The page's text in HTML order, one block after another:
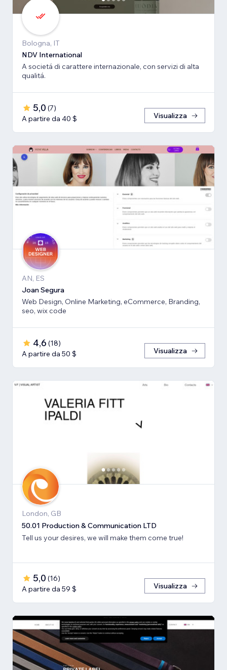
Bologna, IT
NDV International
A societá di carattere internazionale, con servizi di alta
qualitá.
5,0 (7)
A partire da 40 $
Visualizza
AN, ES
Joan Segura
Web Design, Online Marketing, eCommerce, Branding,
seo, wix code
4,6 (18)
A partire da 50 $
Visualizza
London, GB
50.01 Production & Communication LTD
Tell us your desires, we will make them come true!
5,0 (16)
A partire da 59 $
Visualizza